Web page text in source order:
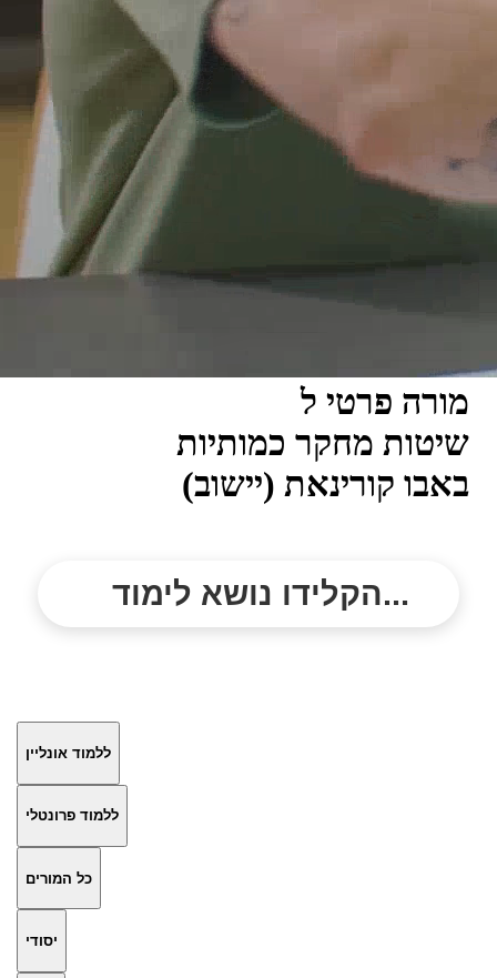
מורה פרטי ל
שיטות מחקר כמותיות
באבו קורינאת (יישוב)
הקלידו נושא לימוד...
ללמוד אונליין
ללמוד פרונטלי
כל המורים
יסודי